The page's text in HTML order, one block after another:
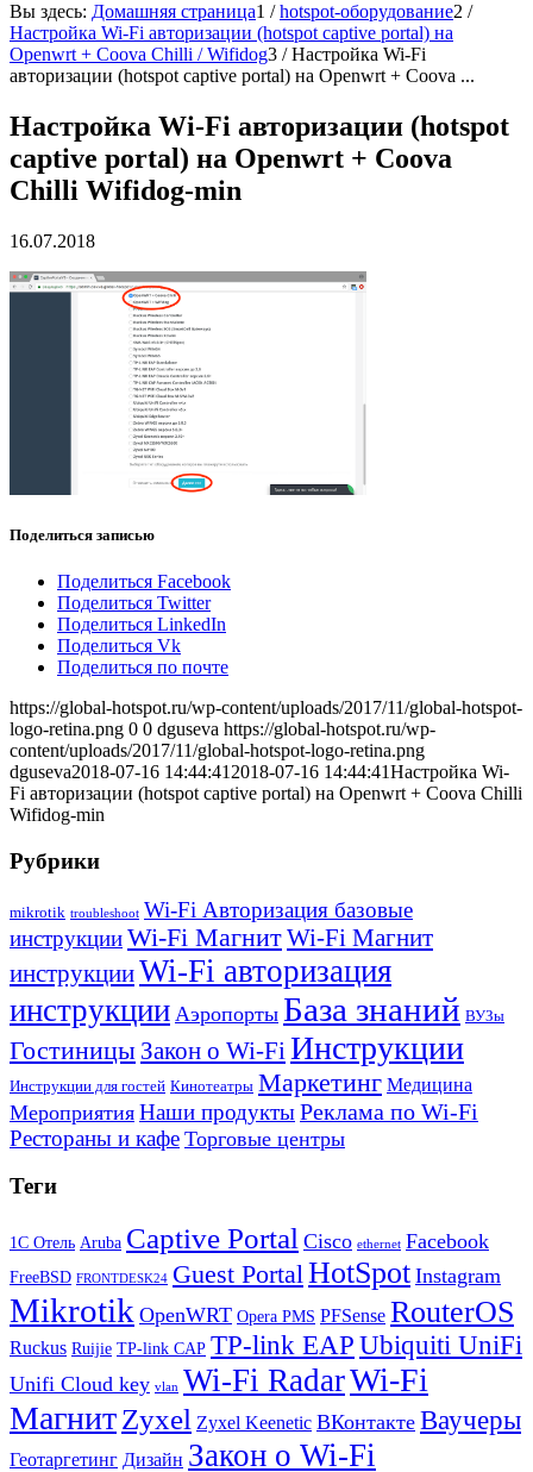
Вы здесь: Домашняя страница1 / hotspot-оборудование2 /
Настройка Wi-Fi авторизации (hotspot captive portal) на
Openwrt + Coova Chilli / Wifidog3 / Настройка Wi-Fi
авторизации (hotspot captive portal) на Openwrt + Coova ...
Настройка Wi-Fi авторизации (hotspot
captive portal) на Openwrt + Coova
Chilli Wifidog-min
16.07.2018
Поделиться записью
Поделиться Facebook
Поделиться Twitter
Поделиться LinkedIn
Поделиться Vk
Поделиться по почте
https://global-hotspot.ru/wp-content/uploads/2017/11/global-hotspot-
logo-retina.png 0 0 dguseva https://global-hotspot.ru/wp-
content/uploads/2017/11/global-hotspot-logo-retina.png
dguseva2018-07-16 14:44:41 2018-07-16 14:44:41Настройка Wi-
Fi авторизации (hotspot captive portal) на Openwrt + Coova Chilli
Wifidog-min
Рубрики
mikrotik troubleshoot Wi-Fi Авторизация базовые
инструкцииWi-Fi МагнитWi-Fi Магнит
инструкцииWi-Fi авторизация
инструкции Аэропорты База знаний ВУЗы
Гостиницы Закон о Wi-Fi Инструкции
Инструкции для гостей Кинотеатры Маркетинг Медицина
Мероприятия Наши продуктыРеклама по Wi-Fi
Рестораны и кафе Торговые центры
Теги
1С Отель Aruba Captive Portal Cisco ethernet Facebook
FreeBSD FRONTDESK24 Guest PortalHotSpot Instagram
Mikrotik OpenWRT Opera PMS PFSense RouterOS
Ruckus Ruijie TP-link CAP TP-link EAP Ubiquiti UniFi
Unifi Cloud key vlan Wi-Fi RadarWi-Fi
МагнитZyxel Zyxel Keenetic ВКонтакте Ваучеры
Геотаргетинг Дизайн Закон о Wi-Fi